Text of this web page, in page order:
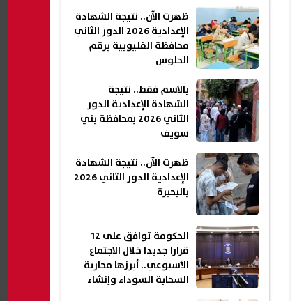
ظهرت الآن.. نتيجة الشهادة
الإعدادية 2026 الدور الثاني
محافظة القليوبية برقم
الجلوس
بالاسم فقط.. نتيجة
الشهادة الإعدادية الدور
الثاني 2026 بمحافظة بني
سويف
ظهرت الآن.. نتيجة الشهادة
الإعدادية الدور الثاني 2026
بالبحيرة
الحكومة توافق على 12
قرارا جديدا خلال الاجتماع
الأسبوعي.. أبرزها محاربة
السحابة السوداء وإنشاء